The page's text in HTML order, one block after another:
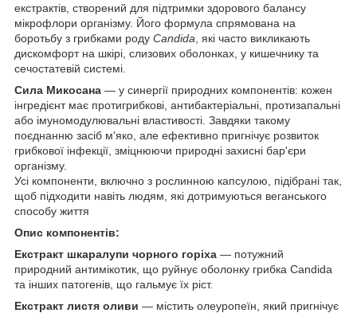
екстрактів, створений для підтримки здорового балансу
мікрофлори організму. Його формула спрямована на
боротьбу з грибками роду Candida , які часто викликають
дискомфорт на шкірі, слизових оболонках, у кишечнику та
сечостатевій системі.
Сила Микосана — у синергії природних компонентів: кожен
інгредієнт має протигрибкові, антибактеріальні, протизапальні
або імуномодулювальні властивості. Завдяки такому
поєднанню засіб м'яко, але ефективно пригнічує розвиток
грибкової інфекції, зміцнюючи природні захисні бар'єри
організму.
Усі компоненти, включно з рослинною капсулою, підібрані так,
щоб підходити навіть людям, які дотримуються веганського
способу життя
Опис компонентів:
Екстракт шкаралупи чорного горіха — потужний
природний антимікотик, що руйнує оболонку грибка Candida
та інших патогенів, що гальмує їх ріст.
Екстракт листя оливи — містить олеуропеїн, який пригнічує